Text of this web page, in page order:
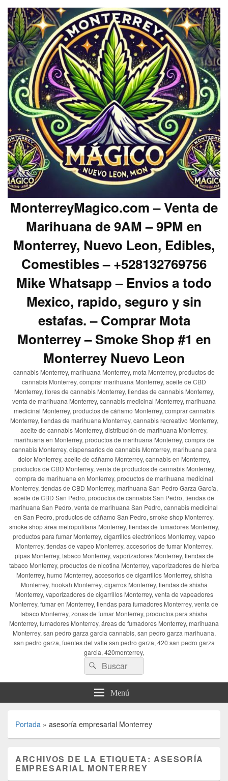
MonterreyMagico.com – Venta de
Marihuana de 9AM – 9PM en
Monterrey, Nuevo Leon, Edibles,
Comestibles – +528132769756
Mike Whatsapp – Envios a todo
Mexico, rapido, seguro y sin
estafas. – Comprar Mota
Monterrey – Smoke Shop #1 en
Monterrey Nuevo Leon
cannabis Monterrey, marihuana Monterrey, mota Monterrey, productos de
cannabis Monterrey, comprar marihuana Monterrey, aceite de CBD
Monterrey, flores de cannabis Monterrey, tiendas de cannabis Monterrey,
venta de marihuana Monterrey, cannabis medicinal Monterrey, marihuana
medicinal Monterrey, productos de cáñamo Monterrey, comprar cannabis
Monterrey, tiendas de marihuana Monterrey, cannabis recreativo Monterrey,
aceite de cannabis Monterrey, distribución de marihuana Monterrey,
marihuana en Monterrey, productos de marihuana Monterrey, compra de
cannabis Monterrey, dispensarios de cannabis Monterrey, marihuana para
dolor Monterrey, aceite de cáñamo Monterrey, cannabis en Monterrey,
productos de CBD Monterrey, venta de productos de cannabis Monterrey,
compra de marihuana en Monterrey, productos de marihuana medicinal
Monterrey, tiendas de CBD Monterrey, marihuana San Pedro Garza García,
aceite de CBD San Pedro, productos de cannabis San Pedro, tiendas de
marihuana San Pedro, venta de marihuana San Pedro, cannabis medicinal
en San Pedro, productos de cáñamo San Pedro, smoke shop Monterrey,
smoke shop área metropolitana Monterrey, tiendas de fumadores Monterrey,
productos para fumar Monterrey, cigarrillos electrónicos Monterrey, vapeo
Monterrey, tiendas de vapeo Monterrey, accesorios de fumar Monterrey,
pipas Monterrey, tabaco Monterrey, vaporizadores Monterrey, tiendas de
tabaco Monterrey, productos de nicotina Monterrey, vaporizadores de hierba
Monterrey, humo Monterrey, accesorios de cigarrillos Monterrey, shisha
Monterrey, hookah Monterrey, cigarros Monterrey, tiendas de shisha
Monterrey, vaporizadores de cigarrillos Monterrey, venta de vapeadores
Monterrey, fumar en Monterrey, tiendas para fumadores Monterrey, venta de
tabaco Monterrey, zonas de fumar Monterrey, productos para shisha
Monterrey, fumadores Monterrey, áreas de fumadores Monterrey, marihuana
Monterrey, san pedro garza garcia cannabis, san pedro garza marihuana,
san pedro garza, fuentes del valle san pedro garza, 420 san pedro garza
garcia, 420monterrey,
Buscar
por:
Buscar
Menú
Portada » asesoría empresarial Monterrey
ARCHIVOS DE LA ETIQUETA:ASESORÍA
EMPRESARIAL MONTERREY